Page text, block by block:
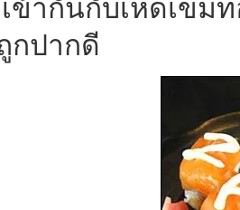
ข้ากันกับเห็ดเข็ม
กปากดี